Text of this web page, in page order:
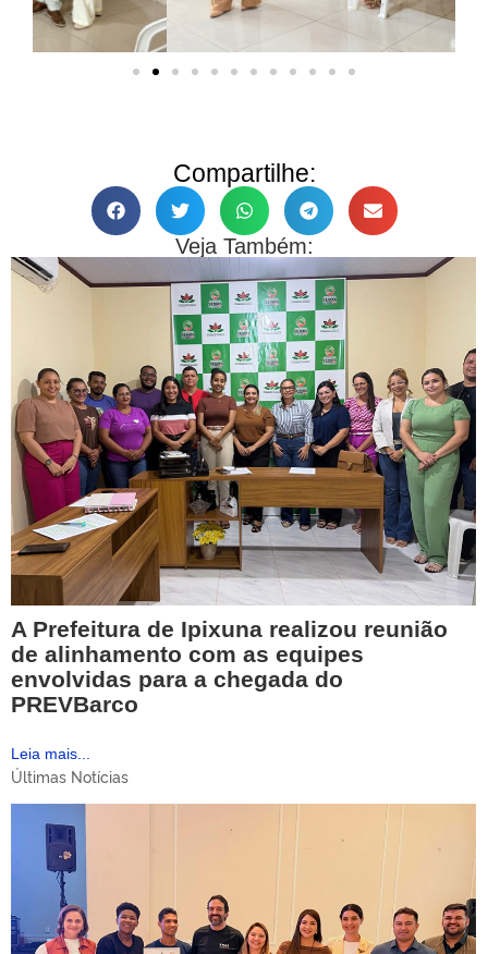
Compartilhe:
Veja Também:
A Prefeitura de Ipixuna realizou reunião
de alinhamento com as equipes
envolvidas para a chegada do
PREVBarco
Leia mais...
Últimas Notícias